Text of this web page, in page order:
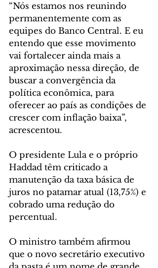
“Nós estamos nos reunindo
permanentemente com as
equipes do Banco Central. E eu
entendo que esse movimento
vai fortalecer ainda mais a
aproximação nessa direção, de
buscar a convergência da
política econômica, para
oferecer ao país as condições de
crescer com inflação baixa”,
acrescentou.
O presidente Lula e o próprio
Haddad têm criticado a
manutenção da taxa básica de
juros no patamar atual (13,75%) e
cobrado uma redução do
percentual.
O ministro também afirmou
que o novo secretário executivo